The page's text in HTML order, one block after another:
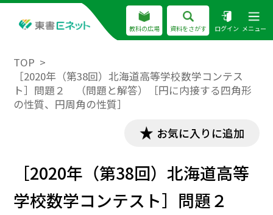
教科の広場 資料をさがす ログイン メニュー
TOP
［2020年（第38回）北海道高等学校数学コンテス
ト］問題２ （問題と解答）［円に内接する四角形
の性質、円周角の性質］
お気に入りに追加
［2020年（第38回）北海道高等
学校数学コンテスト］問題２